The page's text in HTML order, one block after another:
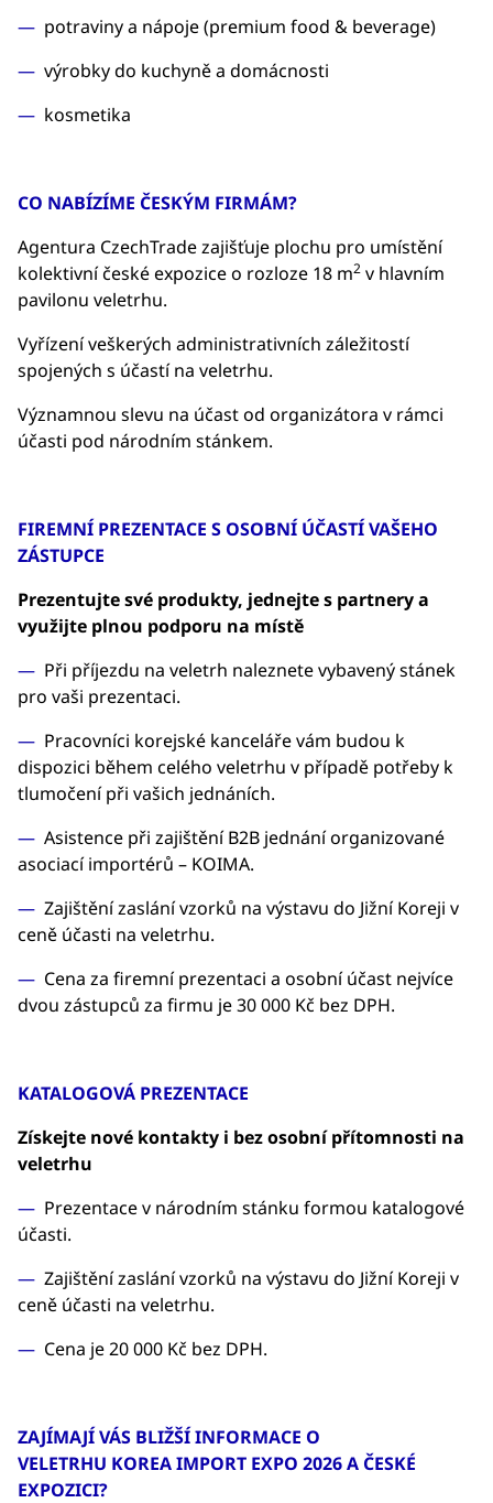
potraviny a nápoje (premium food & beverage)
výrobky do kuchyně a domácnosti
kosmetika
CO NABÍZÍME ČESKÝM FIRMÁM?
Agentura CzechTrade zajišťuje plochu pro umístění
kolektivní české expozice o rozloze 18 m2 v hlavním
pavilonu veletrhu.
Vyřízení veškerých administrativních záležitostí
spojených s účastí na veletrhu.
Významnou slevu na účast od organizátora v rámci
účasti pod národním stánkem.
FIREMNÍ PREZENTACE S OSOBNÍ ÚČASTÍ VAŠEHO
ZÁSTUPCE
Prezentujte své produkty, jednejte s partnery a
využijte plnou podporu na místě
Při příjezdu na veletrh naleznete vybavený stánek
pro vaši prezentaci.
Pracovníci korejské kanceláře vám budou k
dispozici během celého veletrhu v případě potřeby k
tlumočení při vašich jednáních.
Asistence při zajištění B2B jednání organizované
asociací importérů – KOIMA.
Zajištění zaslání vzorků na výstavu do Jižní Koreji v
ceně účasti na veletrhu.
Cena za firemní prezentaci a osobní účast nejvíce
dvou zástupců za firmu je 30 000 Kč bez DPH.
KATALOGOVÁ PREZENTACE
Získejte nové kontakty i bez osobní přítomnosti na
veletrhu
Prezentace v národním stánku formou katalogové
účasti.
Zajištění zaslání vzorků na výstavu do Jižní Koreji v
ceně účasti na veletrhu.
Cena je 20 000 Kč bez DPH.
ZAJÍMAJÍ VÁS BLIŽŠÍ INFORMACE O
VELETRHU KOREA IMPORT EXPO 2026 A ČESKÉ
EXPOZICI?